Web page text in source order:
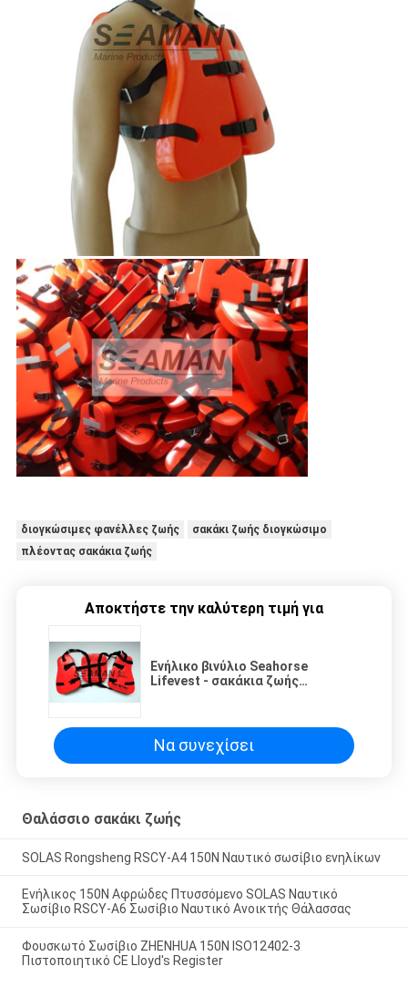
διογκώσιμες φανέλλες ζωής
σακάκι ζωής διογκώσιμο
πλέοντας σακάκια ζωής
Αποκτήστε την καλύτερη τιμή για
Ενήλικο βινύλιο Seahorse
Lifevest - σακάκια ζωής
Να συνεχίσει
Θαλάσσιο σακάκι ζωής
SOLAS Rongsheng RSCY-A4 150N Ναυτικό σωσίβιο ενηλίκων
Ενήλικος 150N Αφρώδες Πτυσσόμενο SOLAS Ναυτικό
Σωσίβιο RSCY-A6 Σωσίβιο Ναυτικό Ανοικτής Θάλασσας
Φουσκωτό Σωσίβιο ZHENHUA 150N ISO12402-3
Πιστοποιητικό CE Lloyd's Register